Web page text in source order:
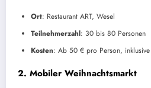
Ort: Restaurant ART, Wesel
Teilnehmerzahl: 30 bis 80 Personen
Kosten: Ab 50 € pro Person,
2. Mobiler Weihnachtsmarkt